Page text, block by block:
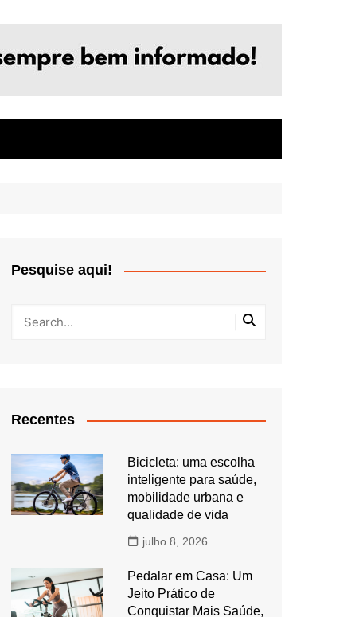
Pesquise aqui!
Recentes
Bicicleta: uma escolha
inteligente para saúde,
mobilidade urbana e
qualidade de vida
julho 8, 2026
Pedalar em Casa: Um
Jeito Prático de
Conquistar Mais Saúde,